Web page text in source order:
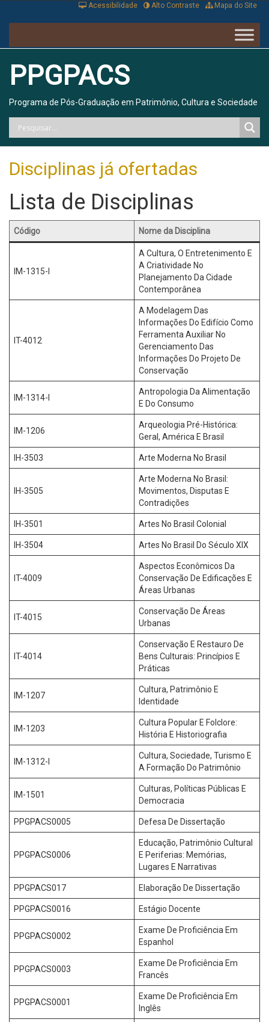
Mapa do Site
Alto Contraste
Acessibilidade
PPGPACS
Programa de Pós-Graduação em Patrimônio, Cultura e Sociedade
Disciplinas já ofertadas
Lista de Disciplinas
Código Nome da Disciplina
IM-1315-I
A Cultura, O Entretenimento E
A Criatividade No
Planejamento Da Cidade
Contemporânea
IT-4012
A Modelagem Das
Informações Do Edifício Como
Ferramenta Auxiliar No
Gerenciamento Das
Informações Do Projeto De
Conservação
IM-1314-I
Antropologia Da Alimentação
E Do Consumo
IM-1206
Arqueologia Pré-Histórica:
Geral, América E Brasil
IH-3503 Arte Moderna No Brasil
IH-3505
Arte Moderna No Brasil:
Movimentos, Disputas E
Contradições
IH-3501 Artes No Brasil Colonial
IH-3504 Artes No Brasil Do Século XIX
IT-4009
Aspectos Econômicos Da
Conservação De Edificações E
Áreas Urbanas
IT-4015
Conservação De Áreas
Urbanas
IT-4014
Conservação E Restauro De
Bens Culturais: Princípios E
Práticas
IM-1207
Cultura, Patrimônio E
Identidade
IM-1203
Cultura Popular E Folclore:
História E Historiografia
IM-1312-I
Cultura, Sociedade, Turismo E
A Formação Do Patrimônio
IM-1501
Culturas, Políticas Públicas E
Democracia
PPGPACS0005 Defesa De Dissertação
PPGPACS0006
Educação, Patrimônio Cultural
E Periferias: Memórias,
Lugares E Narrativas
PPGPACS017 Elaboração De Dissertação
PPGPACS0016 Estágio Docente
PPGPACS0002
Exame De Proficiência Em
Espanhol
PPGPACS0003
Exame De Proficiência Em
Francês
PPGPACS0001
Exame De Proficiência Em
Inglês